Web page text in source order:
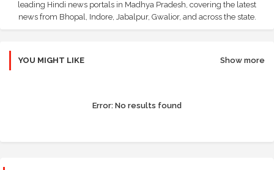
leading Hindi news portals in Madhya Pradesh, covering the latest
news from Bhopal, Indore, Jabalpur, Gwalior, and across the state.
YOU MIGHT LIKE Show more
Error: No results found